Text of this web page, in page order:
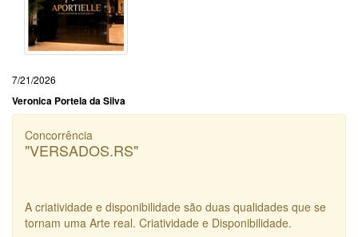
7/21/2026
Veronica Portela da Silva
Concorrência
"VERSADOS.RS"
A criatividade e disponibilidade são duas qualidades que se
tornam uma Arte real. Criatividade e Disponibilidade.